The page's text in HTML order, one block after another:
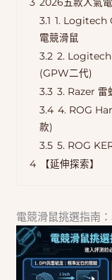
3.1 1. Logitech
電競滑鼠
3.2 2. Logitech
(GPW二代)
3.3 3. Razer 雷
3.4 4. ROG
款)
3.5 5. ROG
4
【延伸探索】
電競滑鼠挑選指南